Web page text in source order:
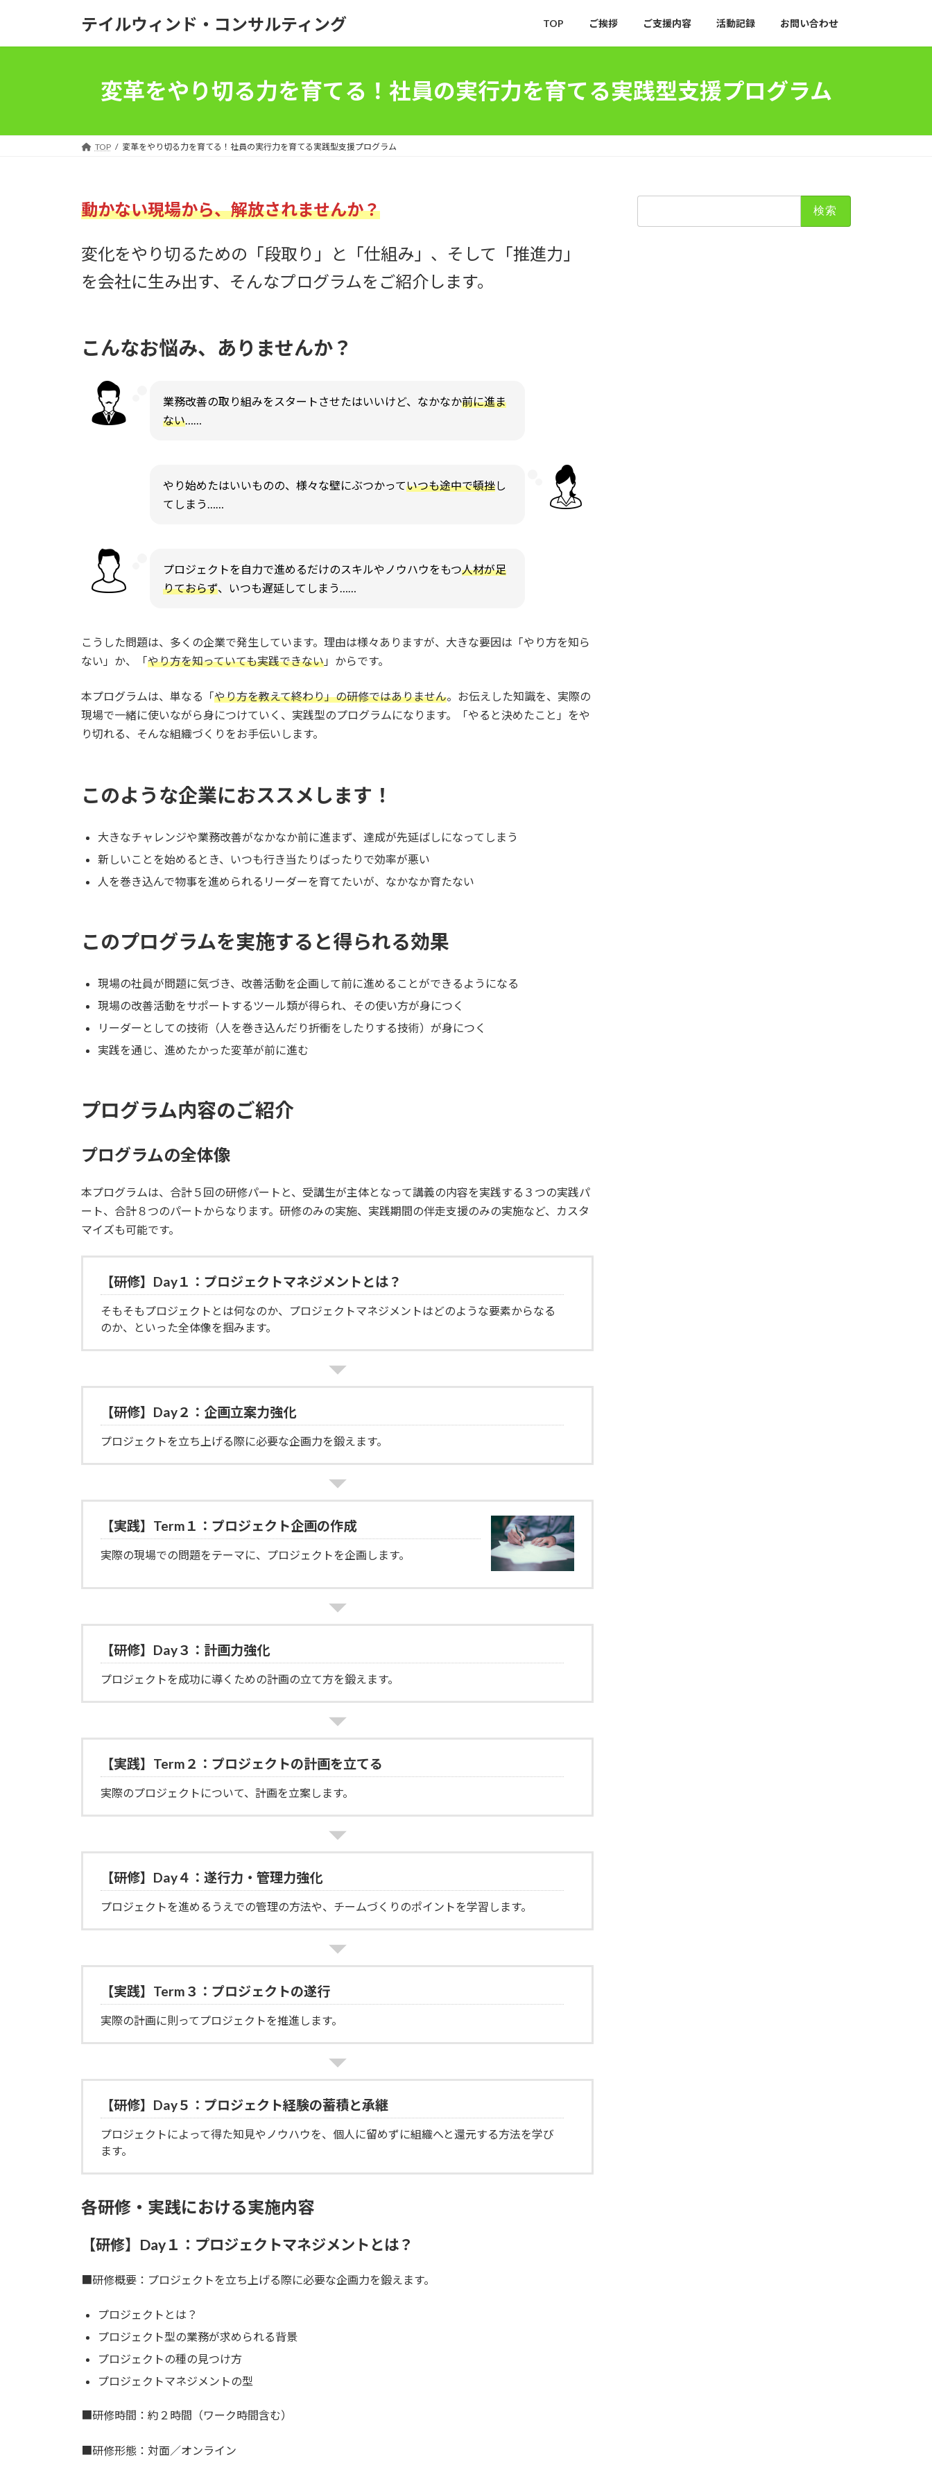
テイルウィンド・コンサルティング TOP ご挨拶 ご支援内容 活動記録 お問い合わせ
変革をやり切る力を育てる！社員の実行力を育てる実践型支援プログラム
TOP 変革をやり切る力を育てる！社員の実行力を育てる実践型支援プログラム
動かない現場から、解放されませんか？
変化をやり切るための「段取り」と「仕組み」、そして「推進力」
を会社に生み出す、そんなプログラムをご紹介します。
こんなお悩み、ありませんか？
業務改善の取り組みをスタートさせたはいいけど、なかなか前に進ま
ない
やり始めたはいいものの、様々な壁にぶつかっていつも途中で頓挫し
てしまう……
プロジェクトを自力で進めるだけのスキルやノウハウをもつ人材が足
りておらず、いつも遅延してしまう……
こうした問題は、多くの企業で発生しています。理由は様々ありますが、大きな要因は「やり方を知ら
ない」か、「やり方を知っていても実践できない 」からです。
本プログラムは、単なる「やり方を教えて終わり」の研修ではありません。お伝えした知識を、実際の
現場で一緒に使いながら身につけていく、実践型のプログラムになります。「やると決めたこと」をや
り切れる、そんな組織づくりをお手伝いします。
このような企業におススメします！
大きなチャレンジや業務改善がなかなか前に進まず、達成が先延ばしになってしまう
新しいことを始めるとき、いつも行き当たりばったりで効率が悪い
人を巻き込んで物事を進められるリーダーを育てたいが、なかなか育たない
このプログラムを実施すると得られる効果
現場の社員が問題に気づき、改善活動を企画して前に進めることができるようになる
現場の改善活動をサポートするツール類が得られ、その使い方が身につく
リーダーとしての技術（人を巻き込んだり折衝をしたりする技術）が身につく
実践を通じ、進めたかった変革が前に進む
プログラム内容のご紹介
プログラムの全体像
本プログラムは、合計５回の研修パートと、受講生が主体となって講義の内容を実践する３つの実践パ
ート、合計８つのパートからなります。研修のみの実施、実践期間の伴走支援のみの実施など、カスタ
マイズも可能です。
【研修】Day１：プロジェクトマネジメントとは？
そもそもプロジェクトとは何なのか、プロジェクトマネジメントはどのような要素からなる
のか、といった全体像を掴みます。
【研修】Day２：企画立案力強化
プロジェクトを立ち上げる際に必要な企画力を鍛えます。
【実践】Term１：プロジェクト企画の作成
実際の現場での問題をテーマに、プロジェクトを企画します。
【研修】Day３：計画力強化
プロジェクトを成功に導くための計画の立て方を鍛えます。
【実践】Term２：プロジェクトの計画を立てる
実際のプロジェクトについて、計画を立案します。
【研修】Day４：遂行力・管理力強化
プロジェクトを進めるうえでの管理の方法や、チームづくりのポイントを学習します。
【実践】Term３：プロジェクトの遂行
実際の計画に則ってプロジェクトを推進します。
【研修】Day５：プロジェクト経験の蓄積と承継
プロジェクトによって得た知見やノウハウを、個人に留めずに組織へと還元する方法を学び
ます。
各研修・実践における実施内容
【研修】Day１：プロジェクトマネジメントとは？
■研修概要：プロジェクトを立ち上げる際に必要な企画力を鍛えます。
プロジェクトとは？
プロジェクト型の業務が求められる背景
プロジェクトの種の見つけ方
プロジェクトマネジメントの型
■研修時間：約２時間（ワーク時間含む）
■研修形態：対面／オンライン